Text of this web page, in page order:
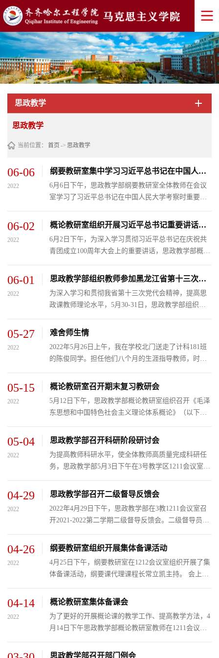
思政教学
思政教学
当前位置： 首页 -> 思政教学
06-06
2022
纲要教研室集中学习习近平总书记在中国人民大学考察时重要讲话精神
6月6日下午，思政教学部纲要教研室全体教师在会议
室学习了习近平总书记在中国人民大学考察时重要讲
老师参加。 五四青年节前夕，习近平总书记来到中国
06-02
2022
概论教研室组织开展习近平总书记重要讲话精神专题集体备课
6月2日下午，为深入学习贯彻习近平总书记在庆祝共
青团成立100周年大会上的重要讲话，思政教学部概论
在庆祝共青团成立100周年大会上的重要讲话”专题集
06-01
2022
思政教学部组织教师参加黑龙江省第十三次党代会精神理论宣讲骨干培训
为深入学习和贯彻我省第十三次党代会精神，提高思
政课教师理论水平，5月30-31日，思政教学部组织全
干培训班。 培训动员会上，思政教学部负责人赵婷婷
05-27
2022
难舍师生情
2022年5月26日上午，我在学校北门送走了计科181班
的陈俊同学。担任他们八个月的生涯指导教师，时间
为他们壮行。 陈俊和我交谈了很久，说的最多的是四
05-15
2022
概论教研室召开期末复习教研会
5月12日下午，思政教学部概论教研室组织召开《毛泽
东思想和中国特色社会主义理论体系概论》（以下简
会，课程长张旭主持会议。 首先，课程长张旭强调，
05-04
2022
思政教学部召开科研阶段研讨会
为提高教师科研水平，使全体教师高质量完成科研任
务，思政教学部5月3日下午在3号教学区1211会议室召
员邵奇老师主持，邵奇老师带领全体教师学习了科研
04-29
2022
思政教学部召开二级督导反馈会
2022年4月29日下午，思政教学部在3教1211会议室召
开2021-2022第二学期二级督导反馈会。二级督导员赵
娜副主任主要针对本学期教学材料检查和听课过程中
04-26
2022
纲要教研室组织开展集体备课活动
4月25日下午，纲要教研室在1212会议室组织开展了集
体备课活动，纲要课代理课程长常立凯主持。 会上，
家分析原因，探寻可行的措施，如开展未返校学生的
04-14
2022
概论教研室集体备课会
为了更好的开展概论课的教学工作、提高教学方法，4
月14日下午思政教学部概论教研室教师在1211会议室
全体概论教师参加。 首先，张旭老师针对第八章《习
思政教学部召开部门例会